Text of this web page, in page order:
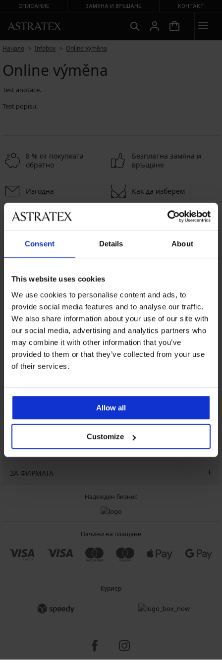
Consent Details About
This website uses cookies
We use cookies to personalise content and ads, to
provide social media features and to analyse our traffic.
We also share information about your use of our site with
our social media, advertising and analytics partners who
may combine it with other information that you’ve
provided to them or that they’ve collected from your use
of their services.
Allow all
Customize
СПИСАНИЕ ЗАМЯНА И ВРЪЩАНЕ КОНТАКТ
Начало Infobox Online výměna
Online výměna
Test anotace.
Test popisu.
8 % от покупката
обратно
Безплатна замяна и
връщане
Изгодна Как да изберем
На разположение сме всеки работен ден от 9:00 до 17:00
info@astratex.bg
Newsletter
Абонирайте се за нюзлетъра ни и получете най-добрите
оферти.
Абонирайте се
ОБСЛУЖВАНЕ НА КЛИЕНТИ
ОБЩА ИНФОРМАЦИЯ
ЗА ФИРМАТА
Надежден бизнес
Начини на плащане
Куриер